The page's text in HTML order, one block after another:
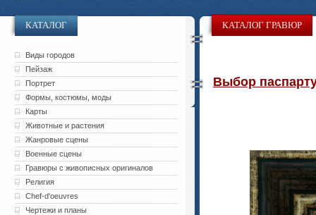
КАТАЛОГ
Виды городов
Пейзаж
Портрет
Формы, костюмы, моды
Карты
Животные и растения
Жанровые сцены
Военные сцены
Гравюры с живописных оригиналов
Религия
Chef-d'oeuvres
Чертежи и планы
КАТАЛОГ ГРАВЮР
Выбор